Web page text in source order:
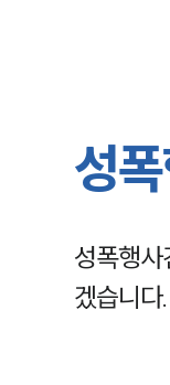
성
성폭행
겠습니다.